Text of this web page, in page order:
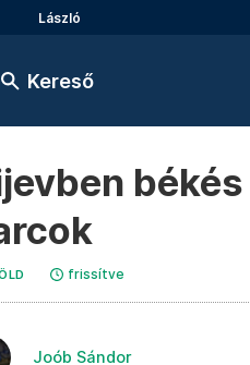
László
Kereső
frissítve
Joób Sándor